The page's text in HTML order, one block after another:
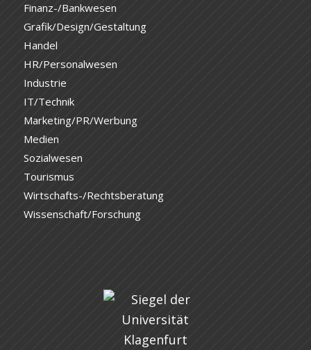
Finanz-/Bankwesen
Grafik/Design/Gestaltung
Handel
HR/Personalwesen
Industrie
IT/Technik
Marketing/PR/Werbung
Medien
Sozialwesen
Tourismus
Wirtschafts-/Rechtsberatung
Wissenschaft/Forschung